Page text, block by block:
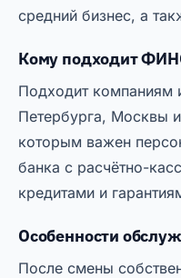
средний бизнес, а
Кому подходит
Подходит компаниям
Петербурга, Москвы
которым важен
банка с расчётно-
кредитами и
Особенности
После смены